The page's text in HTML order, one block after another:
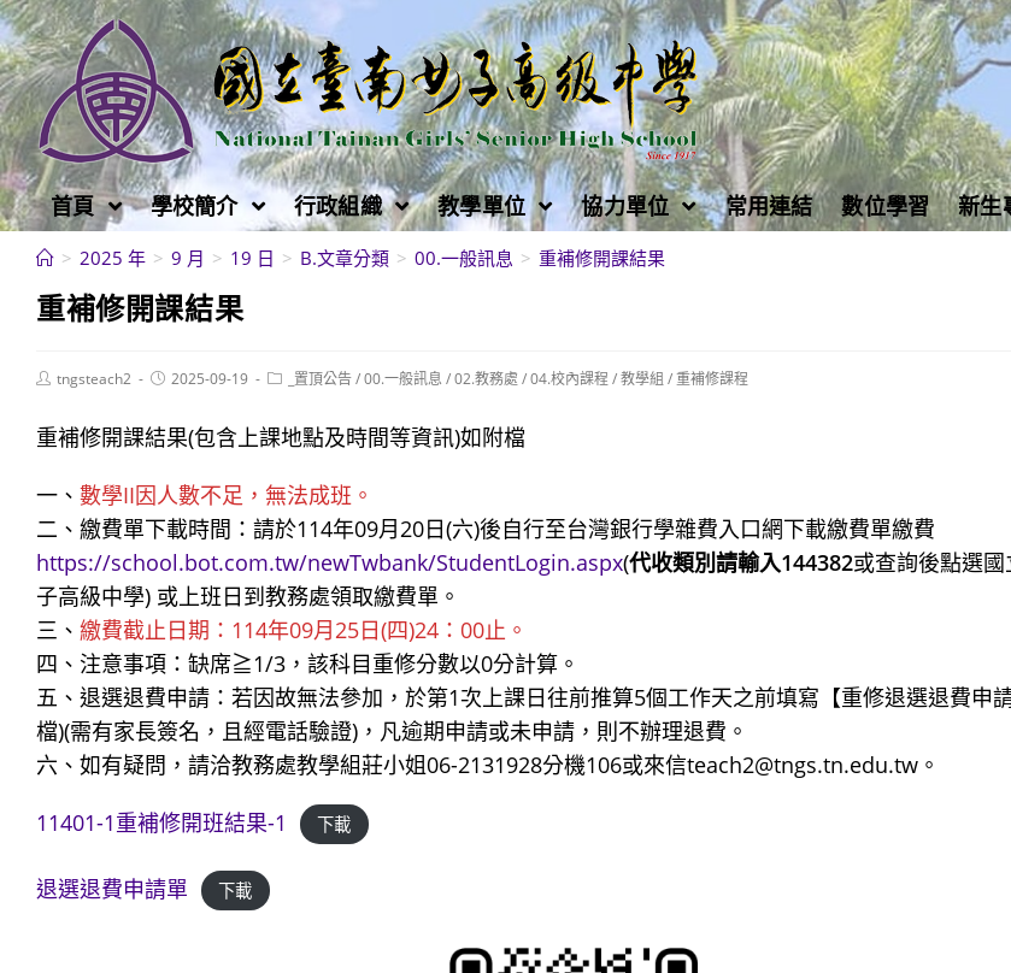
跳
轉
至
主
要
內
容
首頁 學校簡介 行政組織 教學單位 協力單位 常用連結 數位學習 新生
> 2025 年 > 9 月 > 19 日 > B.文章分類 > 00.一般訊息 > 重補修開課結果
重補修開課結果
Posttngsteach2
Post2025-09-19
Post _置頂公告/00.一般訊息 /02.教務處 /04.校內課程 /教學組 /重補修課程
重補修開課結果(包含上課地點及時間等資訊)如附檔
一、 數學II因人數不足，無法成班。
二、繳費單下載時間：請於114年09月20日(六)後自行至台灣銀行學雜費入口網下載繳費單繳費
https://school.bot.com.tw/newTwbank/StudentLogin.aspx(代收類別請輸入144382或查詢後點選
子高級中學) 或上班日到教務處領取繳費單。
三、 繳費截止日期：114年09月25日(四)24：00止。
四、注意事項：缺席≧1/3，該科目重修分數以0分計算。
五、退選退費申請：若因故無法參加，於第1次上課日往前推算5個工作天之前填寫【重修退選退費申
檔)(需有家長簽名，且經電話驗證)，凡逾期申請或未申請，則不辦理退費。
六、如有疑問，請洽教務處教學組莊小姐06-2131928分機106或來信teach2@tngs.tn.edu.tw。
11401-1重補修開班結果-1
下載
退選退費申請單 下載